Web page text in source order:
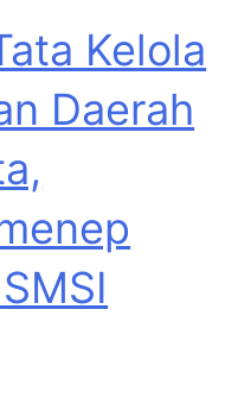
Kelola
Daerah